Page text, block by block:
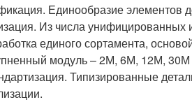
Единообразие элементов
Из числа унифицированных
единого сортамента,
модуль – 2М, 6М, 12М, 30М
Типизированные